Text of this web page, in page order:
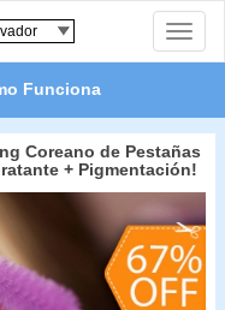
Toggle
Funciona
Coreano de Pestañas
+ Pigmentación!